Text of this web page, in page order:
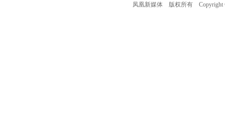
凤凰新媒体
版权所有 Copyright